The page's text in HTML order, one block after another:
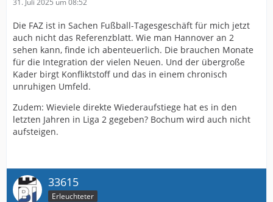
31. Juli 2025 um 08:52
Die FAZ ist in Sachen Fußball-Tagesgeschäft für mich jetzt
auch nicht das Referenzblatt. Wie man Hannover an 2
sehen kann, finde ich abenteuerlich. Die brauchen Monate
für die Integration der vielen Neuen. Und der übergroße
Kader birgt Konfliktstoff und das in einem chronisch
unruhigen Umfeld.
Zudem: Wieviele direkte Wiederaufstiege hat es in den
letzten Jahren in Liga 2 gegeben? Bochum wird auch nicht
aufsteigen.
33615
Erleuchteter